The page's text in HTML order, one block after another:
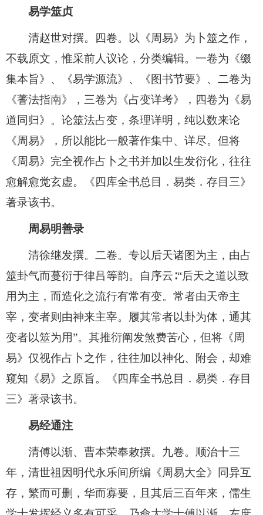
易学筮贞
清赵世对撰。四卷。以《周易》为卜筮之作，
不载原文，惟采前人议论，分类编辑。一卷为《缀
集本旨》、《易学源流》、《图书节要》、二卷为
《蓍法指南》，三卷为《占变详考》，四卷为《易
道同归》。论筮法占变，条理详明，纯以数来论
《周易》，所以能比一般著作集中、详尽。但将
《周易》完全视作占卜之书并加以生发衍化，往往
愈解愈觉玄虚。《四库全书总目．易类．存目三》
著录该书。
周易明善录
清徐继发撰。二卷。专以后天诸图为主，由占
筮卦气而蔓衍于律吕等韵。自序云∶“后天之道以致
用为主，而造化之流行有常有变。常者由天帝主
宰，变者则由神来主宰。履其常者以卦为体，通其
变者以筮为用”。其推衍阐发煞费苦心，但将《周
易》仅视作占卜之作，往往加以神化、附会，却难
窥知《易》之原旨。《四库全书总目．易类．存目
三》著录该书。
易经通注
清傅以渐、曹本荣奉敕撰。九卷。顺治十三
年，清世祖因明代永乐间所编《周易大全》同异互
存，繁而可删，华而寡要，且其后三百年来，儒生